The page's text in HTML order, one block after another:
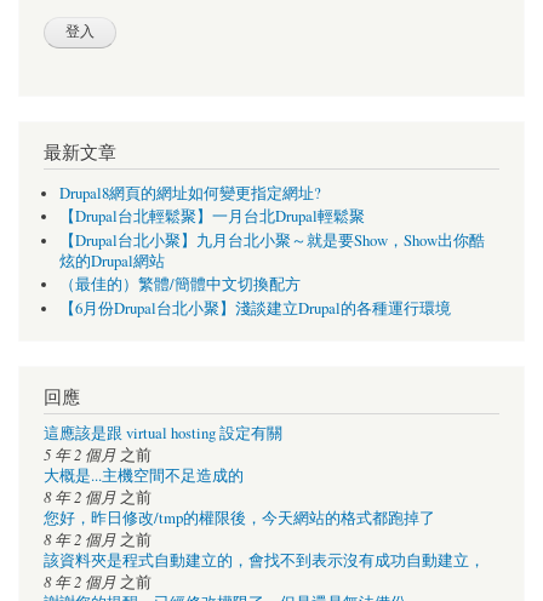
最新文章
Drupal8網頁的網址如何變更指定網址?
【Drupal台北輕鬆聚】一月台北Drupal輕鬆聚
【Drupal台北小聚】九月台北小聚～就是要Show，Show出你酷
炫的Drupal網站
（最佳的）繁體/簡體中文切換配方
【6月份Drupal台北小聚】淺談建立Drupal的各種運行環境
回應
這應該是跟 virtual hosting 設定有關
5 年 2 個月 之前
大概是...主機空間不足造成的
8 年 2 個月 之前
您好，昨日修改/tmp的權限後，今天網站的格式都跑掉了
8 年 2 個月 之前
該資料夾是程式自動建立的，會找不到表示沒有成功自動建立，
8 年 2 個月 之前